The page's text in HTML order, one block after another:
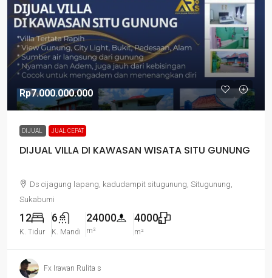
Rp7.000.000.000
DIJUAL JUAL CEPAT
DIJUAL VILLA DI KAWASAN WISATA SITU GUNUNG
Ds cijagung lapang, kadudampit situgunung, Situgunung,
Sukabumi
12
K. Tidur
6
K. Mandi
24000
m²
4000
m²
Fx Irawan Rulita s